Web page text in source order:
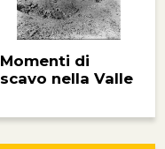
Momenti di
scavo nella Valle